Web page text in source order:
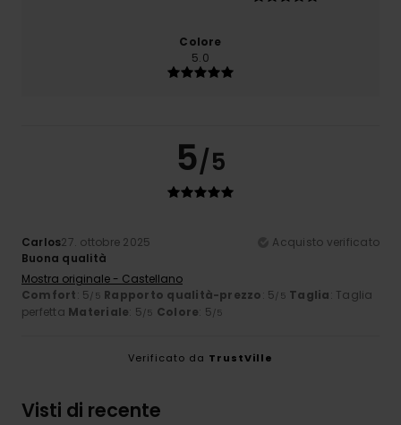
Colore
5.0
5/5
Carlos27. ottobre 2025
Acquisto verificato
Buona qualità
Mostra originale - Castellano
Comfort: 5/5 Rapporto qualità-prezzo: 5/5 Taglia: Taglia
perfetta Materiale: 5/5 Colore: 5/5
Verificato da TrustVille
Visti di recente